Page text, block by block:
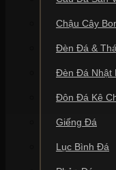
Chậu Cây
Đèn Đá &
Đèn Đá Nhật
Đôn Đá Kê
Giếng Đá
Lục Bình Đá